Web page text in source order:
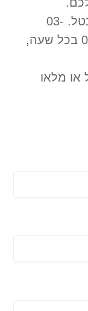
מלאו פרטים בטופס או צרו קשר בטל. 03-
6518348 או ווטסאפ -0507851481 בכל שעה,
או מלאו